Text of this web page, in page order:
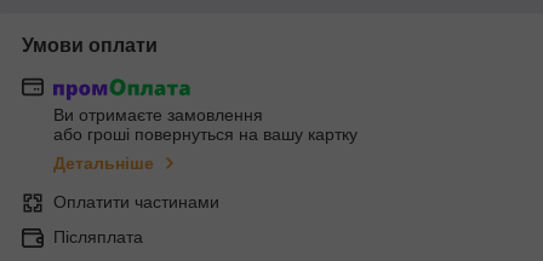
Умови оплати
Ви отримаєте замовлення
або гроші повернуться на вашу картку
Детальніше
Оплатити частинами
Післяплата